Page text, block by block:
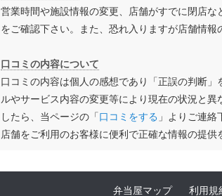
営業時間や施設情報の変更、店舗がすでに閉店
をご確認下さい。また、恐れ入りますが店舗情報
口コミの内容について
口コミの内容は個人の感想であり「正誤の判断
ルやサービス内容の変更等により現在の状況と
したら、当ページの「 口コミをする 」よりご連絡
店舗をご利用のお客様に便利で正確な情報の提
弁当屋マップ 利用規